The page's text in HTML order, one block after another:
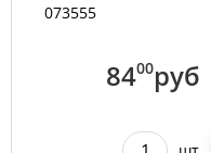
073555
8400руб